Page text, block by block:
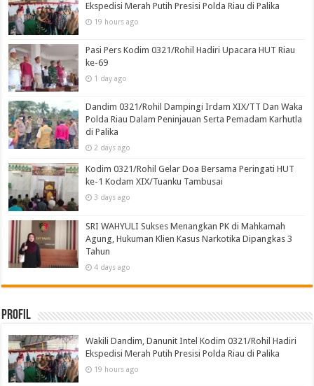
Ekspedisi Merah Putih Presisi Polda Riau di Palika
19 hours ago
Pasi Pers Kodim 0321/Rohil Hadiri Upacara HUT Riau
ke-69
1 day ago
Dandim 0321/Rohil Dampingi Irdam XIX/TT Dan Waka
Polda Riau Dalam Peninjauan Serta Pemadam Karhutla
di Palika
2 days ago
Kodim 0321/Rohil Gelar Doa Bersama Peringati HUT
ke-1 Kodam XIX/Tuanku Tambusai
3 days ago
SRI WAHYULI Sukses Menangkan PK di Mahkamah
Agung, Hukuman Klien Kasus Narkotika Dipangkas 3
Tahun
4 days ago
Profil
Wakili Dandim, Danunit Intel Kodim 0321/Rohil Hadiri
Ekspedisi Merah Putih Presisi Polda Riau di Palika
19 hours ago